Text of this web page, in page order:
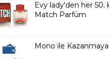
Evy lady'den her 50.
Match Parfüm
Mono ile